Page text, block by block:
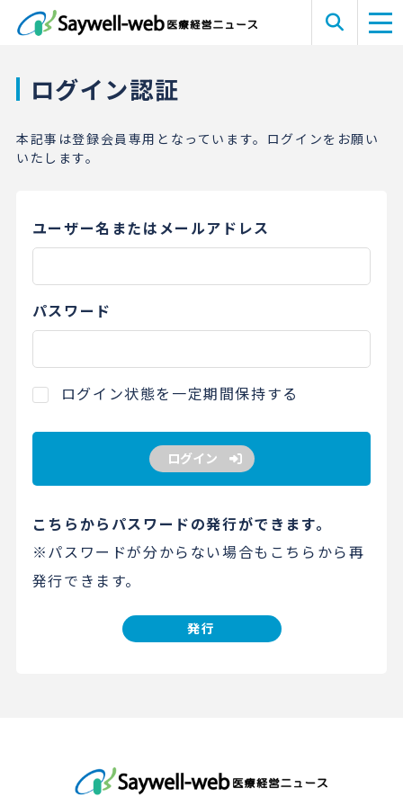
ログイン認証
本記事は登録会員専用となっています。ログインをお願い
いたします。
ユーザー名またはメールアドレス
パスワード
ログイン状態を一定期間保持する
ログイン
こちらからパスワードの発行ができます。
※パスワードが分からない場合もこちらから再
発行できます。
発行